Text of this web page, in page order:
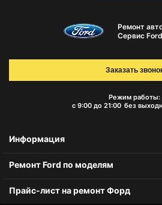
Ремонт
Сервис
Режим работы:
с 9:00 до 21:00 без
Заказать
Информация
Ремонт Ford по моделям
Прайс-лист на ремонт Форд